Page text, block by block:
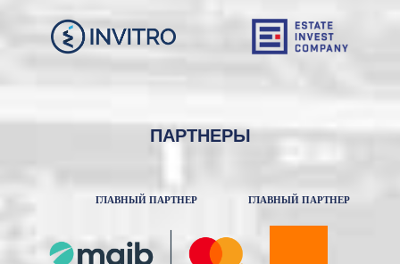
ПАРТНЕРЫ
ГЛАВНЫЙ ПАРТНЕР ГЛАВНЫЙ ПАРТНЕР